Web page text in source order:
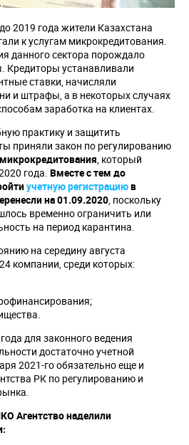
2019 года жители Казахстана
к услугам микрокредитования.
данного сектора порождало
Кредиторы устанавливали
ставки, начисляли
и штрафы, а в некоторых случаях
заработка на клиентах.
практику и защитить
приняли закон по регулированию
, который
года. Вместе с тем до
учетную регистрациюв
на 01.09.2020, поскольку
временно ограничить или
на период карантина.
на середину августа
компании, среди которых:
для законного ведения
достаточно учетной
2021-го обязательно еще и
РК по регулированию и
Агентство наделили